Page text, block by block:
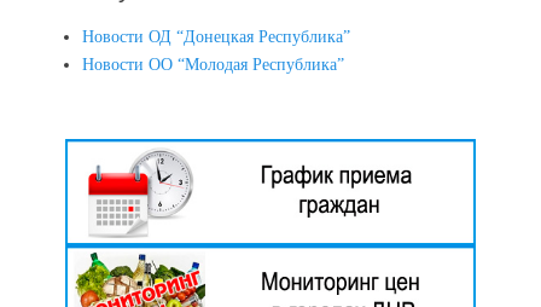
Новости ОД “Донецкая Республика”
Новости ОО “Молодая Республика”